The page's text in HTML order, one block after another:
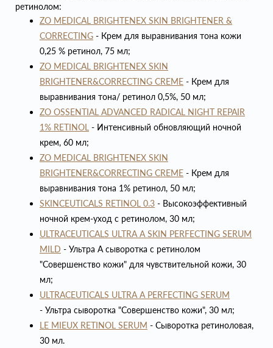
ретинолом:
ZO MEDICAL BRIGHTENEX SKIN BRIGHTENER &
CORRECTING - Крем для выравнивания тона кожи
0,25 % ретинол, 75 мл;
ZO MEDICAL BRIGHTENEX SKIN
BRIGHTENER&CORRECTING CREME - Крем для
выравнивания тона/ ретинол 0,5%, 50 мл;
ZO OSSENTIAL ADVANCED RADICAL NIGHT REPAIR
1% RETINOL - Интенсивный обновляющий ночной
крем, 60 мл;
ZO MEDICAL BRIGHTENEX SKIN
BRIGHTENER&CORRECTING CREME - Крем для
выравнивания тона 1% ретинол, 50 мл;
SKINCEUTICALS RETINOL 0.3 - Высокоэффективный
ночной крем-уход с ретинолом, 30 мл;
ULTRACEUTICALS ULTRA A SKIN PERFECTING SERUM
MILD - Ультра А сыворотка с ретинолом
"Совершенство кожи" для чувствительной кожи, 30
мл;
ULTRACEUTICALS ULTRA A PERFECTING SERUM
- Ультра сыворотка "Совершенство кожи", 30 мл;
LE MIEUX RETINOL SERUM - Сыворотка ретиноловая,
30 мл.